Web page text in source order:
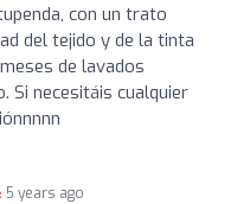
con un trato
del tejido y de la tinta
de lavados
Si necesitáis cualquier
5 years ago